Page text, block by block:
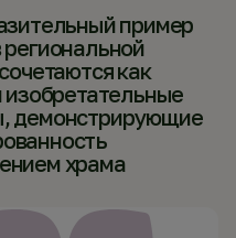
пример
как
изобретательные
демонстрирующие
храма